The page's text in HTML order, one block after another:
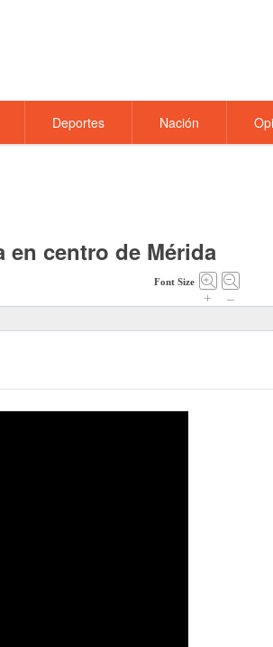
Deportes Nación
en centro de Mérida
Font Size
+ –